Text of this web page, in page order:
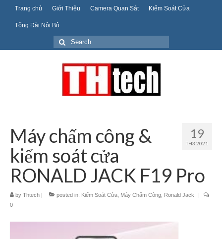
Trang chủ Giới Thiệu Camera Quan Sát Kiểm Soát Cửa
Tổng Đài Nội Bộ
Search
for:
19
TH3 2021
Máy chấm công &
kiểm soát cửa
RONALD JACK F19 Pro
by Thtech | posted in: Kiểm Soát Cửa Máy Chấm Công Ronald Jack
|
0